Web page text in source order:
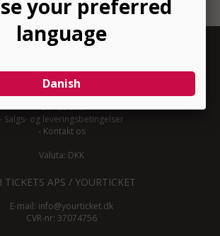
INFORMATION
-Om YourTicket
Bliv arrangør
-Arrangør login
-Donationer
- Salgs- og leveringsbetingelser
- Kontakt os
Valuta: DKK
TICKETS APS / YOURTICKET
E-mail: info@yourticket.dk
CVR-nr: 37074756